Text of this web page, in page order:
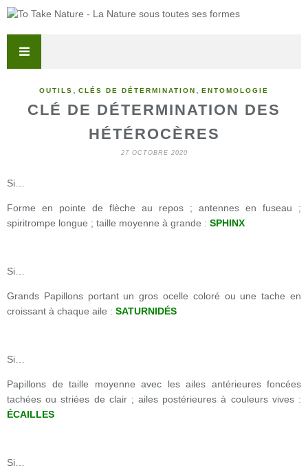
OUTILS CLÉS DE DÉTERMINATION ENTOMOLOGIE
CLÉ DE DÉTERMINATION DES
HÉTÉROCÈRES
27 OCTOBRE 2020
Si…
Forme en pointe de flèche au repos ; antennes en fuseau ;
spiritrompe longue ; taille moyenne à grande : SPHINX
Si…
Grands Papillons portant un gros ocelle coloré ou une tache en
croissant à chaque aile : SATURNIDÉS
Si…
Papillons de taille moyenne avec les ailes antérieures foncées
tachées ou striées de clair ; ailes postérieures à couleurs vives :
ÉCAILLES
Si…